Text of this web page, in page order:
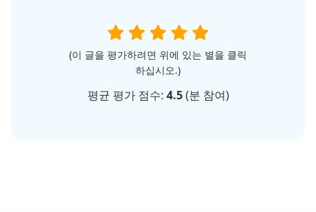
(이 글을 평가하려면 위에 있는 별을 클릭
하십시오.)
평균 평가 점수: 4.5(분 참여)